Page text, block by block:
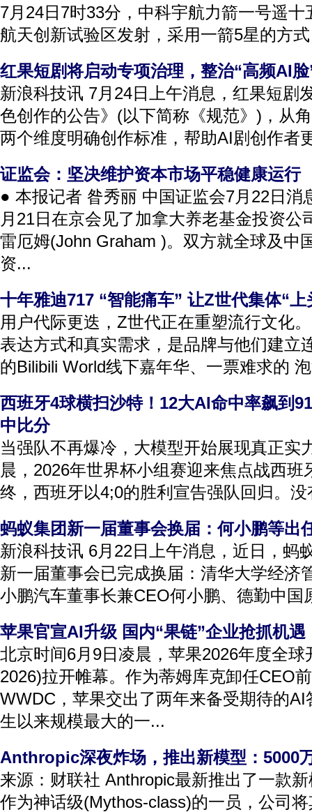
7月24日7时33分，中科宇航力箭一号遥
航天创新试验区发射，采用一箭5星的方
红果短剧将启动专项治理，整治“高频AI脸
新浪科技讯 7月24日上午消息，红果短剧
色创作的公告》(以下简称《规范》)，从
两个维度明确创作标准，帮助AI剧创作者
证监会：坚决维护资本市场平稳健康运行
● 本报记者 昝秀丽 中国证监会7月22日消
月21日在京会见了加拿大养老基金投资公
雷厄姆(John Graham )。双方就全球及中
资...
十年雅迪717 “智能痛车” 让Z世代集体“上
用户代际更迭，Z世代正在重塑流行文化
表达方式和真实需求，是品牌与他们建立
的Bilibili World线下嘉年华、一票难求的
西班牙4球横扫沙特！12大AI命中率飙到
中比分
当强队不再爆冷，大模型开始展现真正实
晨，2026年世界杯小组赛迎来焦点战西班
终，西班牙以4;0的胜利宣告强队回归。
蚂蚁集团新一届董事会换届：何小鹏等出
新浪科技讯 6月22日上午消息，近日，蚂
新一届董事会已完成换届：清华大学经济
小鹏汽车董事长兼CEO何小鹏、德勤中国
苹果官宣AI升级 国内“果链”企业抢抓机遇
北京时间6月9日凌晨，苹果2026年度全
2026)拉开帷幕。作为蒂姆库克卸任CEO
WWDC，苹果交出了两年来备受期待的AI
生以来规模最大的一...
Anthropic深夜炸场，推出新模型：5000
来源：财联社 Anthropic最新推出了一款
作为神话级(Mythos-class)的一员，公司